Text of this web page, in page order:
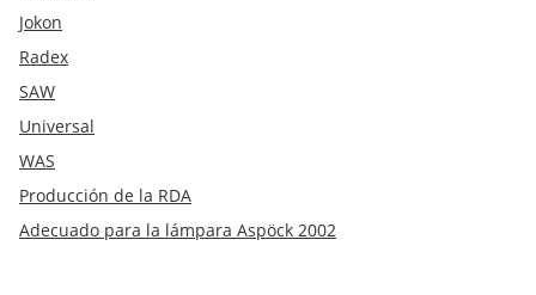
Jokon
Radex
SAW
Universal
WAS
Producción de la RDA
Adecuado para la lámpara Aspöck 2002